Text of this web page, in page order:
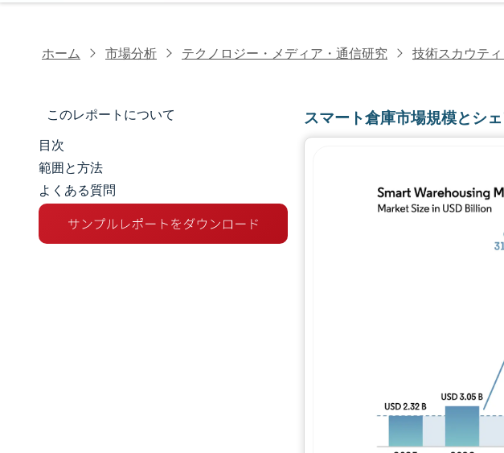
ホーム 市場分析 テクノロジー・メディア・通信研究 技術スカウテ
このレポートについて
市場規模とシェア
市場分析
トレンドとインサイト
目次
範囲と方法
よくある質問
スマート倉庫市場規模とシ